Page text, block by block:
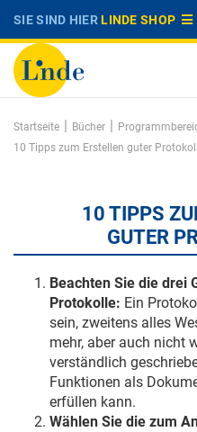
SIE SIND HIERLINDE SHOP
Startseite | Bücher |
10 Tipps zum Erstellen guter
10 TIPPS
GUTER
Beachten Sie die drei
Protokolle: Ein
sein, zweitens alles
mehr, aber auch nicht
verständlich
Funktionen als
erfüllen kann.
Wählen Sie die zum